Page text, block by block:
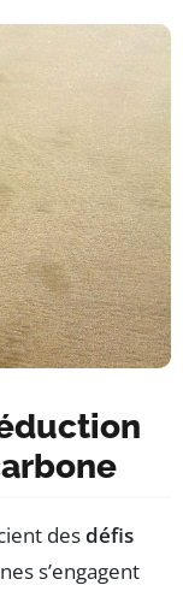
desdéfis
s’engagent